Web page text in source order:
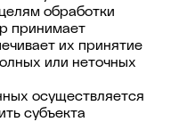
обработки
принимает
их принятие
или неточных
осуществляется
субъекта